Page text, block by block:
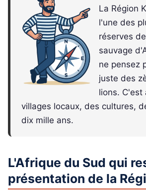
La Région
l'une des
réserves
sauvage
ne pensez
juste des
lions. C'est
villages locaux, des cultures,
dix mille ans.
L'Afrique du Sud qui
présentation de la